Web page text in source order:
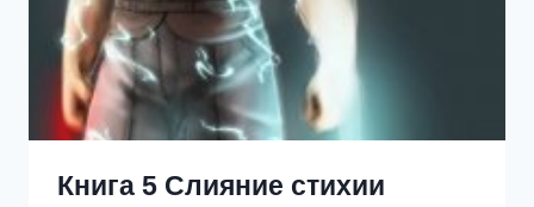
Книга 5 Слияние стихии